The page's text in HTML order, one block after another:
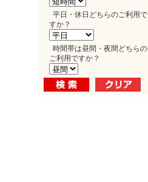
平日・休日どちらのご利用で
すか？
時間帯は昼間・夜間どちらの
ご利用ですか？